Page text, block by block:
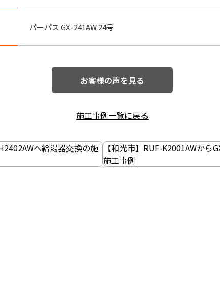
パーパス GX-241AW 24号
お客様の声を見る
施工事例一覧に戻る
へ給湯器交換の施 【和光市】RUF-K2001AWから
施工事例